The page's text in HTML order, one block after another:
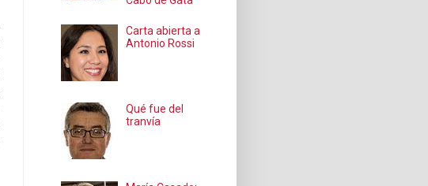
Carta abierta a
Antonio Rossi
Qué fue del
tranvía